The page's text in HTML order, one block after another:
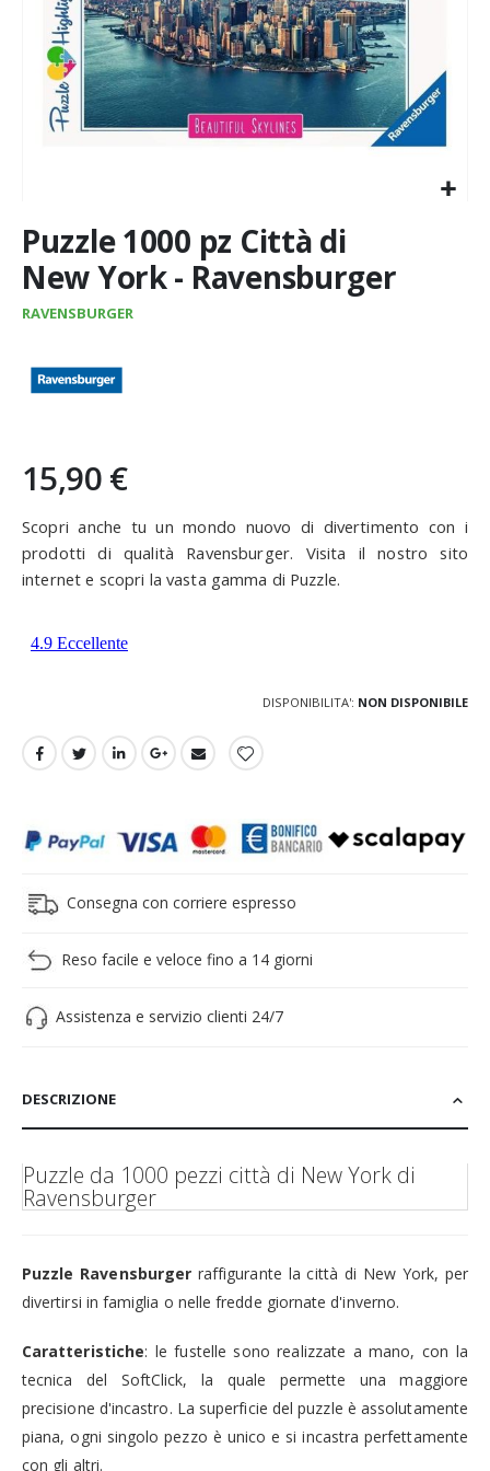
all'inizio
della
galleria
Puzzle 1000 pz Città di
New York - Ravensburger
RAVENSBURGER
15,90 €
Scopri anche tu un mondo nuovo di divertimento con i
prodotti di qualità Ravensburger. Visita il nostro sito
internet e scopri la vasta gamma di Puzzle.
DISPONIBILITA': NON DISPONIBILE
Consegna con corriere espresso
Reso facile e veloce fino a 14 giorni
Assistenza e servizio clienti 24/7
DESCRIZIONE
Puzzle da 1000 pezzi città di New York di
Ravensburger
Puzzle Ravensburger raffigurante la città di New York, per
divertirsi in famiglia o nelle fredde giornate d'inverno.
Caratteristiche: le fustelle sono realizzate a mano, con la
tecnica del SoftClick, la quale permette una maggiore
precisione d'incastro. La superficie del puzzle è assolutamente
piana, ogni singolo pezzo è unico e si incastra perfettamente
con gli altri.